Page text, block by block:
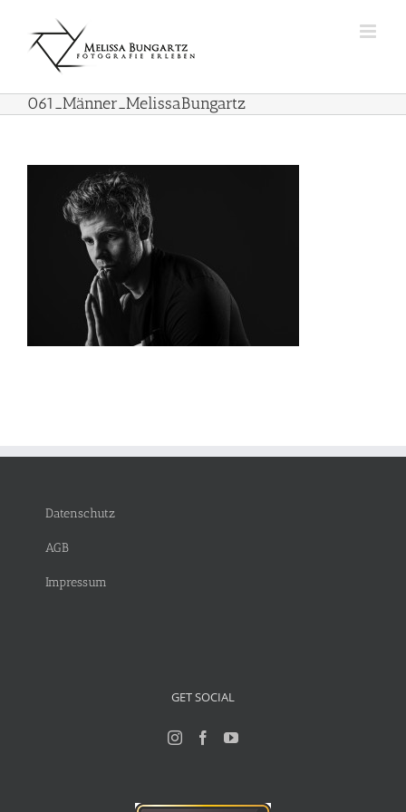
springen
061_Männer_MelissaBungartz
Datenschutz
AGB
Impressum
GET SOCIAL